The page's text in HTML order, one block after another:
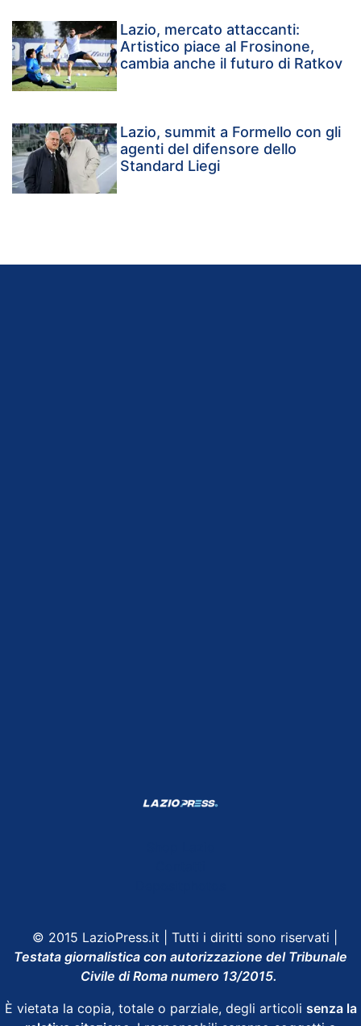
Lazio, mercato attaccanti:
Artistico piace al Frosinone,
cambia anche il futuro di Ratkov
Lazio, summit a Formello con gli
agenti del difensore dello
Standard Liegi
© 2015 LazioPress.it | Tutti i diritti sono riservati |
Testata giornalistica con autorizzazione del Tribunale
Civile di Roma numero 13/2015.
È vietata la copia, totale o parziale, degli articoli senza la